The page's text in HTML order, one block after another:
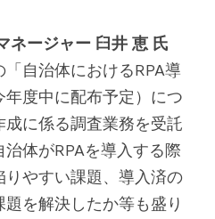
ージャー 臼井 恵 氏
自治体におけるRPA導
年度中に配布予定）につ
に係る調査業務を受託
体がRPAを導入する際
やすい課題、導入済の
を解決したか等も盛り